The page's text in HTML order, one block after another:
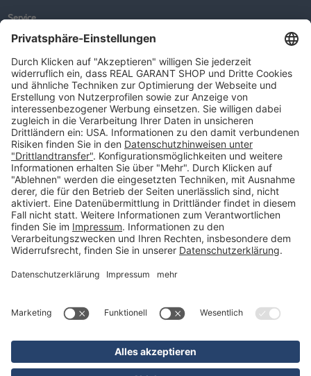
Service
Warenkorb
Neues Kunden-Konto anlegen
Newsletter
Kontakt
FAQs
Über uns
Kategorien
Betriebsorganisation (52)
Schlüsselorganisation (140)
Reifenorganisation (35)
Werkstattorganisation (166)
Preisauszeichnung und Preisdisplays (35)
Formulare KFZ und Werkstatt (34)
Kennzeichenhalter (49)
KFZ-Verkauf und KFZ-Präsentation (19)
Aussenwerbung (47)
Prospektpräsentation, Infosysteme (29)
Werbeartikel und Give-Aways (212)
SALES OFF (14)